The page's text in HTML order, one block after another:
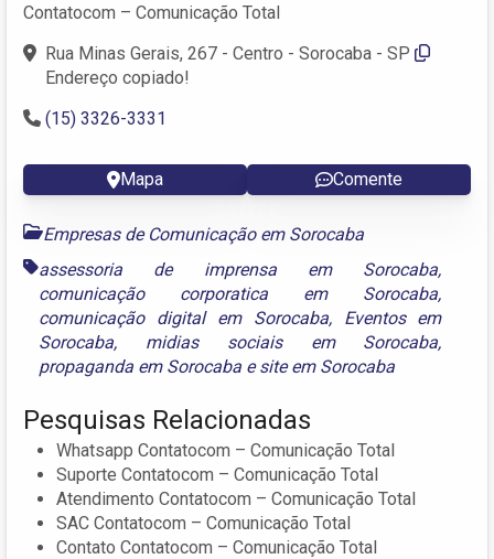
Contatocom – Comunicação Total
Rua Minas Gerais, 267 - Centro - Sorocaba - SP
Endereço copiado!
(15) 3326-3331
Mapa Comente
Empresas de Comunicação em Sorocaba
assessoria de imprensa em Sorocaba,
comunicação corporatica em Sorocaba,
comunicação digital em Sorocaba, Eventos em
Sorocaba, midias sociais em Sorocaba,
propaganda em Sorocaba esite em Sorocaba
Pesquisas Relacionadas
Whatsapp Contatocom – Comunicação Total
Suporte Contatocom – Comunicação Total
Atendimento Contatocom – Comunicação Total
SAC Contatocom – Comunicação Total
Contato Contatocom – Comunicação Total